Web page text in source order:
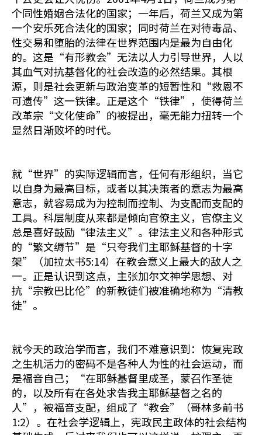
个同性婚姻合法化的国家；一年后，荷兰又成为第
一个安乐死合法化的国家；同时荷兰在对待毒品、
性交易和堕胎的法律在世界范围内是最为自由化
的。这是“有形教会”无法以人力引导世界，人以
其血气对抗基督化的社会改造的必然结果。其根
源，则是社会更新与政治变革的短暂性和“救恩不
可遗传”这一铁律。正是这个“铁律”，使得荷兰
改革宗“文化使命”的被提出，毫无能力扭转一个
显然日渐败坏的时代。
就“世界”的实际逻辑而言，任何有形组织，当它
以自身为最高目标，或者以其决策者的意志为最高
意志，就容易成为为控制而控制、为支配而支配的
工具。科层制度从来都是倾向官僚主义，官僚主义
总是喜好鼓励“律法主义”。律法主义和各种形式
的“繁文缛节”是“只夸我们主耶稣基督的十字
架”（加拉太书5:14）在教会意义上最大的敌人之
一。正是认识到这点，主张加尔文神学思想、对
抗“宗教巴比伦”的新教徒们被准确地称为“清教
徒”。
就今天的政治学而言，我们不难意识到：恢复宪政
之生机活力的密码不是各种人为性的社会运动，而
是福音自己；“在耶稣基督里成圣，蒙召作圣徒
的，以及所有在各处求告我主耶稣基督之名的
人”，被福音支配，组成了“教会”（哥林多前书
1:2）。在社会学逻辑上，宪政民主政体的社会结构